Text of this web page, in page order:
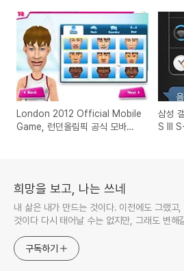
London 2012 Official Mobile
Game, 런던올림픽 공식 모바일
삼성
S III
희망을 보고, 나는 쓰네
내 삶은 내가 만드는 것이다. 이전에도 그랬고
것이다 다시 태어날 수는 없지만, 그래도 변해
구독하기